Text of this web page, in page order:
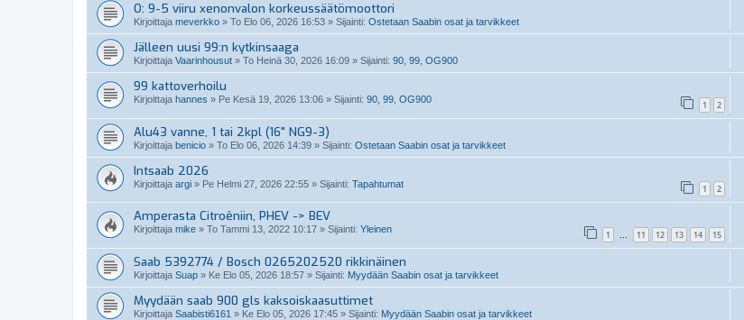
O: 9-5 viiru xenonvalon korkeussäätömoottori
Kirjoittaja meverkko » To Elo 06, 2026 16:53 » Sijainti: Ostetaan Saabin osat ja tarvikkeet
Jälleen uusi 99:n kytkinsaaga
Kirjoittaja Vaarinhousut » To Heinä 30, 2026 16:09 » Sijainti: 90, 99, OG900
99 kattoverhoilu
Kirjoittaja hannes » Pe Kesä 19, 2026 13:06 » Sijainti: 90, 99, OG900 1 2
Alu43 vanne, 1 tai 2kpl (16" NG9-3)
Kirjoittaja benicio » To Elo 06, 2026 14:39 » Sijainti: Ostetaan Saabin osat ja tarvikkeet
Intsaab 2026
Kirjoittaja argi » Pe Helmi 27, 2026 22:55 » Sijainti: Tapahtumat 1 2
Amperasta Citroêniin, PHEV -> BEV
Kirjoittaja mike » To Tammi 13, 2022 10:17 » Sijainti: Yleinen 1 … 11 12 13 14 15
Saab 5392774 / Bosch 0265202520 rikkinäinen
Kirjoittaja Suap » Ke Elo 05, 2026 18:57 » Sijainti: Myydään Saabin osat ja tarvikkeet
Myydään saab 900 gls kaksoiskaasuttimet
Kirjoittaja Saabisti6161 » Ke Elo 05, 2026 17:45 » Sijainti: Myydään Saabin osat ja tarvikkeet